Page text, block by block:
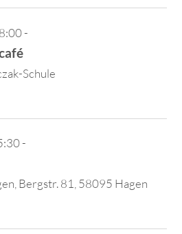
-
Schule
-
Bergstr. 81, 58095 Hagen